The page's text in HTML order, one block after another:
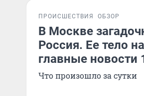
ПРОИСШЕСТВИЯ ОБЗОР
В Москве
Россия. Ее тело
главные новости
Что произошло за сутки